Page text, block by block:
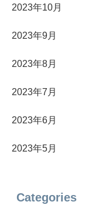
2023年10月
2023年9月
2023年8月
2023年7月
2023年6月
2023年5月
Categories